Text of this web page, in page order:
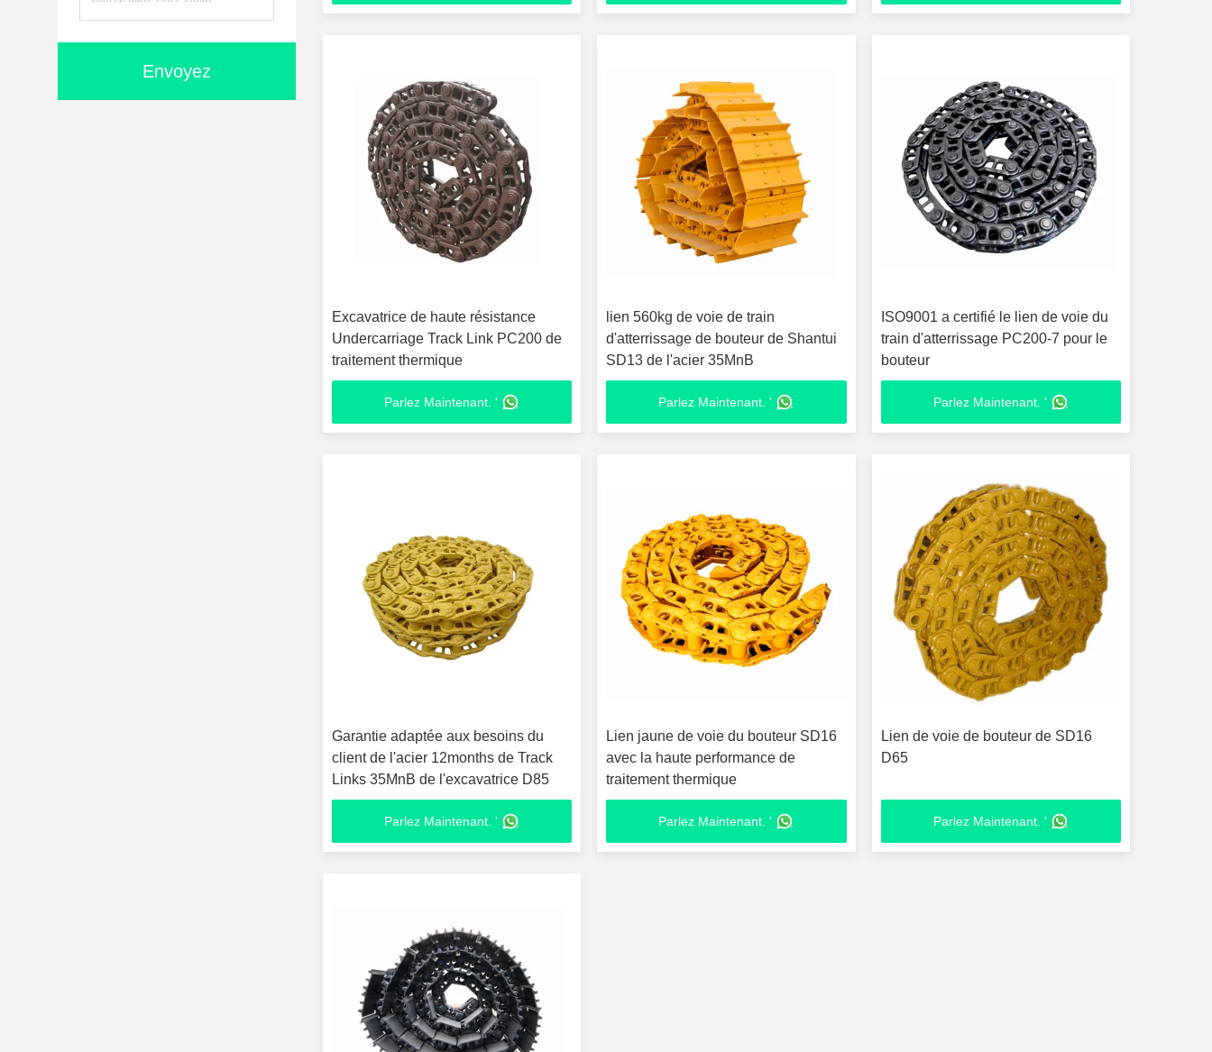
Envoyez
Excavatrice de haute résistance
Undercarriage Track Link PC200 de
traitement thermique
Parlez Maintenant. '
lien 560kg de voie de train
d'atterrissage de bouteur de Shantui
SD13 de l'acier 35MnB
Parlez Maintenant. '
ISO9001 a certifié le lien de voie du
train d'atterrissage PC200-7 pour le
bouteur
Parlez Maintenant. '
Garantie adaptée aux besoins du
client de l'acier 12months de Track
Links 35MnB de l'excavatrice D85
Parlez Maintenant. '
Lien jaune de voie du bouteur SD16
avec la haute performance de
traitement thermique
Parlez Maintenant. '
Lien de voie de bouteur de SD16
D65
Parlez Maintenant. '